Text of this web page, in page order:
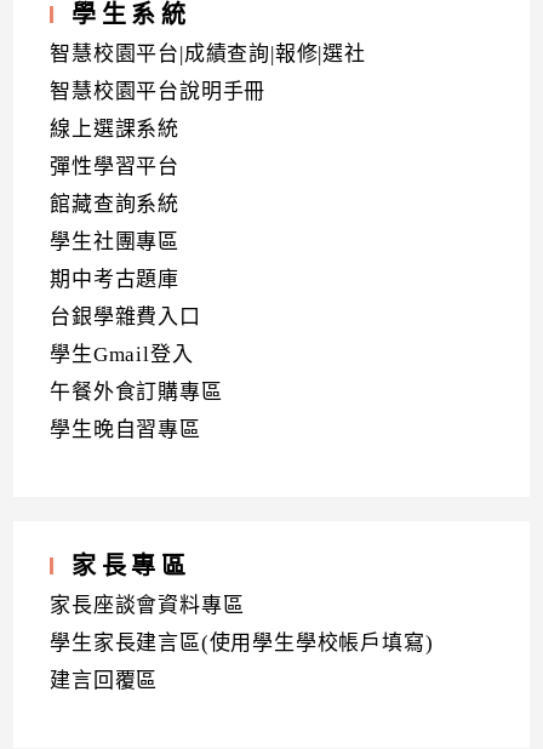
學生系統
智慧校園平台|成績查詢|報修|選社
智慧校園平台說明手冊
線上選課系統
彈性學習平台
館藏查詢系統
學生社團專區
期中考古題庫
台銀學雜費入口
學生Gmail登入
午餐外食訂購專區
學生晚自習專區
家長專區
家長座談會資料專區
學生家長建言區(使用學生學校帳戶填寫)
建言回覆區